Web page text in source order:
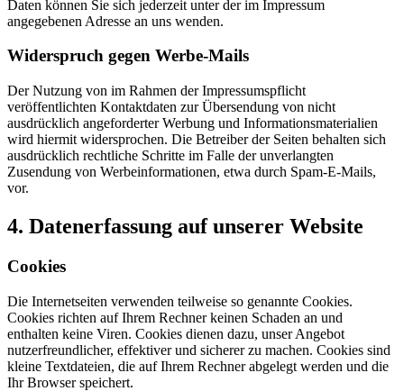
Daten können Sie sich jederzeit unter der im Impressum
angegebenen Adresse an uns wenden.
Widerspruch gegen Werbe-Mails
Der Nutzung von im Rahmen der Impressumspflicht
veröffentlichten Kontaktdaten zur Übersendung von nicht
ausdrücklich angeforderter Werbung und Informationsmaterialien
wird hiermit widersprochen. Die Betreiber der Seiten behalten sich
ausdrücklich rechtliche Schritte im Falle der unverlangten
Zusendung von Werbeinformationen, etwa durch Spam-E-Mails,
vor.
4. Datenerfassung auf unserer Website
Cookies
Die Internetseiten verwenden teilweise so genannte Cookies.
Cookies richten auf Ihrem Rechner keinen Schaden an und
enthalten keine Viren. Cookies dienen dazu, unser Angebot
nutzerfreundlicher, effektiver und sicherer zu machen. Cookies sind
kleine Textdateien, die auf Ihrem Rechner abgelegt werden und die
Ihr Browser speichert.